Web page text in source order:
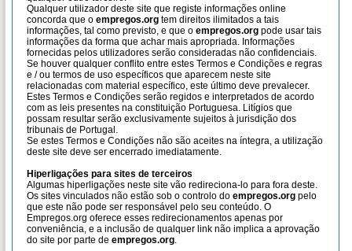
Qualquer utilizador deste site que registe informações online
concorda que o empregos.org tem direitos ilimitados a tais
informações, tal como previsto, e que o empregos.org pode usar tais
informações da forma que achar mais apropriada. Informações
fornecidas pelos utilizadores serão consideradas não confidenciais.
Se houver qualquer conflito entre estes Termos e Condições e regras
e / ou termos de uso específicos que aparecem neste site
relacionadas com material específico, este último deve prevalecer.
Estes Termos e Condições serão regidos e interpretados de acordo
com as leis presentes na constituição Portuguesa. Litígios que
possam resultar serão exclusivamente sujeitos à jurisdição dos
tribunais de Portugal.
Se estes Termos e Condições não são aceites na íntegra, a utilização
deste site deve ser encerrado imediatamente.
Hiperligações para sites de terceiros
Algumas hiperligações neste site vão redireciona-lo para fora deste.
Os sites vinculados não estão sob o controlo do empregos.org pelo
que este não pode ser responsável pelo seu conteúdo. O
Empregos.org oferece esses redirecionamentos apenas por
conveniência, e a inclusão de qualquer link não implica a aprovação
do site por parte de empregos.org.